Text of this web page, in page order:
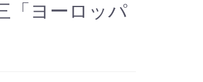
「ヨーロッパ